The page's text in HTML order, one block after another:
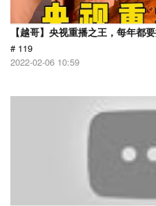
【越哥】央视重播之王，每年都
# 119
2022-02-06 10:59